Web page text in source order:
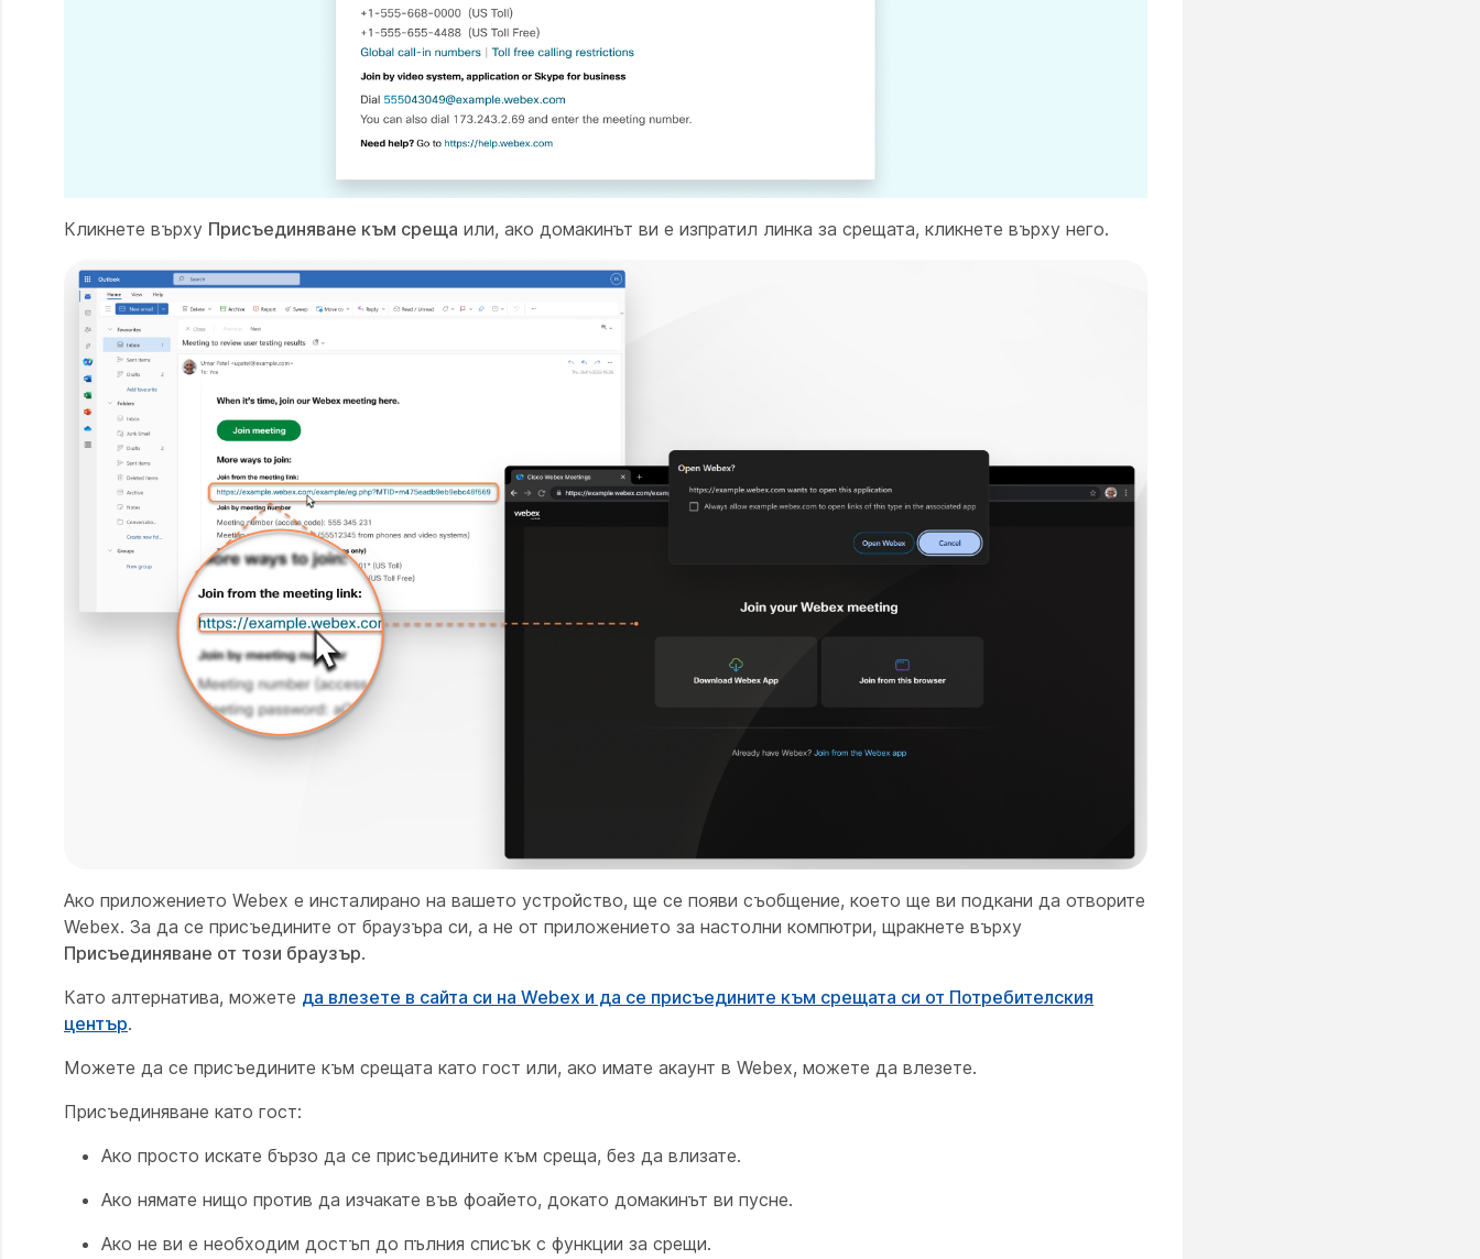
Кликнете върху Присъединяване към среща или, ако домакинът ви е изпратил линка за срещата, кликнете върху него.
Ако приложението Webex е инсталирано на вашето устройство, ще се появи съобщение, което ще ви подкани да отворите
Webex. За да се присъедините от браузъра си, а не от приложението за настолни компютри, щракнете върху
Присъединяване от този браузър.
Като алтернатива, можете да влезете в сайта си на Webex и да се присъедините към срещата си от Потребителския
център.
Можете да се присъедините към срещата като гост или, ако имате акаунт в Webex, можете да влезете.
Присъединяване като гост:
Ако просто искате бързо да се присъедините към среща, без да влизате.
Ако нямате нищо против да изчакате във фоайето, докато домакинът ви пусне.
Ако не ви е необходим достъп до пълния списък с функции за срещи.